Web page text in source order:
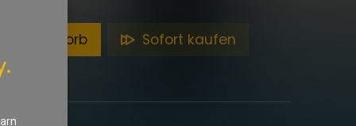
Warenkorb Sofort kaufen